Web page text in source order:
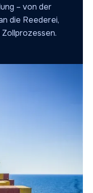
– von der
die Reederei,